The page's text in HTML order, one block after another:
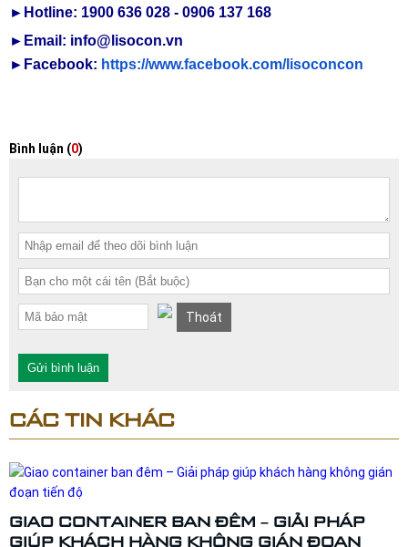
►Hotline: 1900 636 028 - 0906 137 168
►Email: info@lisocon.vn
►Facebook: https://www.facebook.com/lisoconcon
Bình luận (0)
Thoát
Gửi bình luận
CÁC TIN KHÁC
GIAO CONTAINER BAN ĐÊM – GIẢI PHÁP
GIÚP KHÁCH HÀNG KHÔNG GIÁN ĐOẠN